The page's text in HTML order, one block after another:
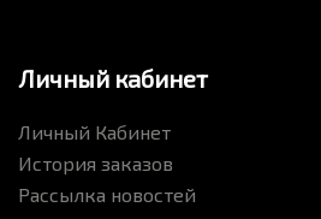
Личный кабинет
Личный Кабинет
История заказов
Рассылка новостей